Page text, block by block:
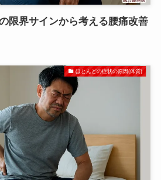
限界サインから考える腰痛改善
ほとんどの症状の原因(体質)